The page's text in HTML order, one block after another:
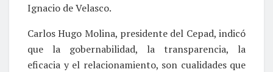
Ignacio de Velasco.
Carlos Hugo Molina, presidente del Cepad, indicó
que la gobernabilidad, la transparencia, la
eficacia y el relacionamiento, son cualidades que